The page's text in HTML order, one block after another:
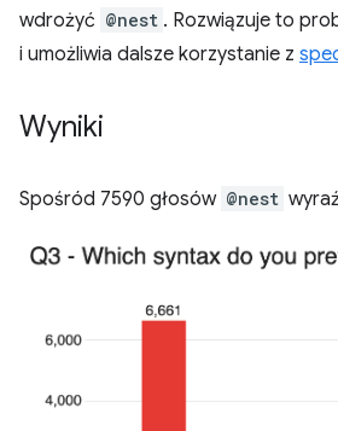
wdrożyć @nest . Rozwiązuje to
i umożliwia dalsze korzystanie z
Wyniki
Spośród 7590 głosów @nest